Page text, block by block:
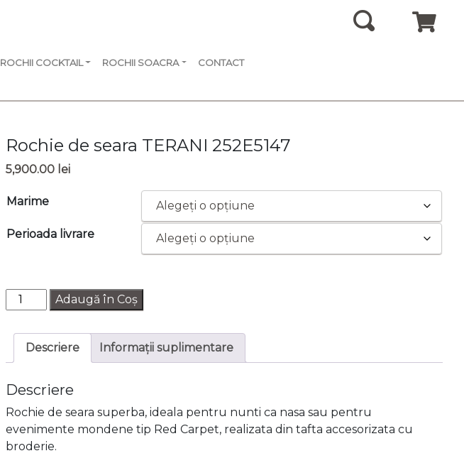
ROCHII COCKTAIL ROCHII SOACRA CONTACT
Rochie de seara TERANI 252E5147
5,900.00 lei
Marime
Perioada livrare
Cantitate
Rochie
de
seara
TERANI
252E5147
Adaugă în Coș
Descriere Informații suplimentare
Descriere
Rochie de seara superba, ideala pentru nunti ca nasa sau pentru
evenimente mondene tip Red Carpet, realizata din tafta accesorizata cu
broderie.